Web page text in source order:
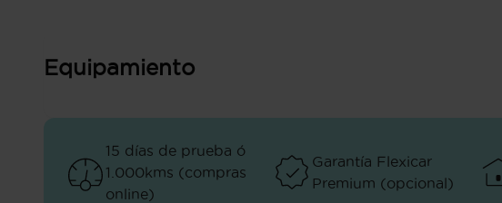
Equipamiento
15 días de prueba ó
1.000kms (compras
online)
Garantía Flexicar
Premium (opcional)